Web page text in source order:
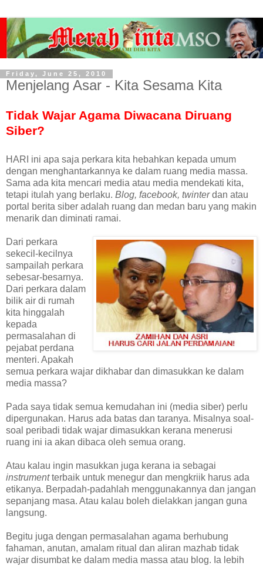
Friday, June 25, 2010
Menjelang Asar - Kita Sesama Kita
Tidak Wajar Agama Diwacana Diruang
Siber?
HARI ini apa saja perkara kita hebahkan kepada umum
dengan menghantarkannya ke dalam ruang media massa.
Sama ada kita mencari media atau media mendekati kita,
tetapi itulah yang berlaku. Blog, facebook, twinterdan atau
portal berita siber adalah ruang dan medan baru yang makin
menarik dan diminati ramai.
Dari perkara
sekecil-kecilnya
sampailah perkara
sebesar-besarnya.
Dari perkara dalam
bilik air di rumah
kita hinggalah
kepada
permasalahan di
pejabat perdana
menteri. Apakah
semua perkara wajar dikhabar dan dimasukkan ke dalam
media massa?
Pada saya tidak semua kemudahan ini (media siber) perlu
dipergunakan. Harus ada batas dan taranya. Misalnya soal-
soal peribadi tidak wajar dimasukkan kerana menerusi
ruang ini ia akan dibaca oleh semua orang.
Atau kalau ingin masukkan juga kerana ia sebagai
instrumentterbaik untuk menegur dan mengkriik harus ada
etikanya. Berpadah-padahlah menggunakannya dan jangan
sepanjang masa. Atau kalau boleh dielakkan jangan guna
langsung.
Begitu juga dengan permasalahan agama berhubung
fahaman, anutan, amalam ritual dan aliran mazhab tidak
wajar disumbat ke dalam media massa atau blog. Ia lebih